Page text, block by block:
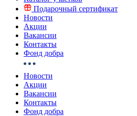
Подарочный сертификат
Новости
Акции
Вакансии
Контакты
Фонд добра
Новости
Акции
Вакансии
Контакты
Фонд добра